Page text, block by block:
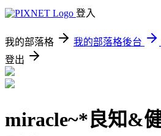
登入
我的部落格 我的部落格後台
登出
miracle~*良知&